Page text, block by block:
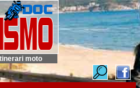
moto